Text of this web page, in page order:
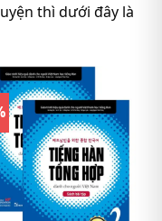
thì dưới đây là